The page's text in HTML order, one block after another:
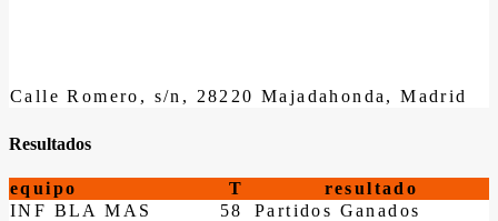
Calle Romero, s/n, 28220 Majadahonda, Madrid
Resultados
equipo T
resultado
INF BLA MAS
58
Partidos Ganados